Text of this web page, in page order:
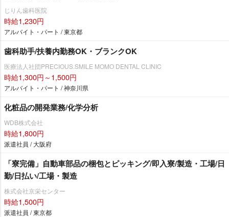
じりん歯科医院
時給1,230円
アルバイト・パート / 東京都
歯科助手/扶養内勤務OK・ブランクOK
医療法人社団PRECIOUS.SMILE MOMO DENTAL CLINIC
時給1,300円～1,500円
アルバイト・パート / 神奈川県
化粧品の開発業務/化学分析
WDB株式会社
時給1,800円
派遣社員 / 大阪府
「寮完備」自動車部品の梱包とピッキング/即入寮/製造・工場/日
勤/日払い/工場・製造
株式会社京栄センター
時給1,500円
派遣社員 / 東京都